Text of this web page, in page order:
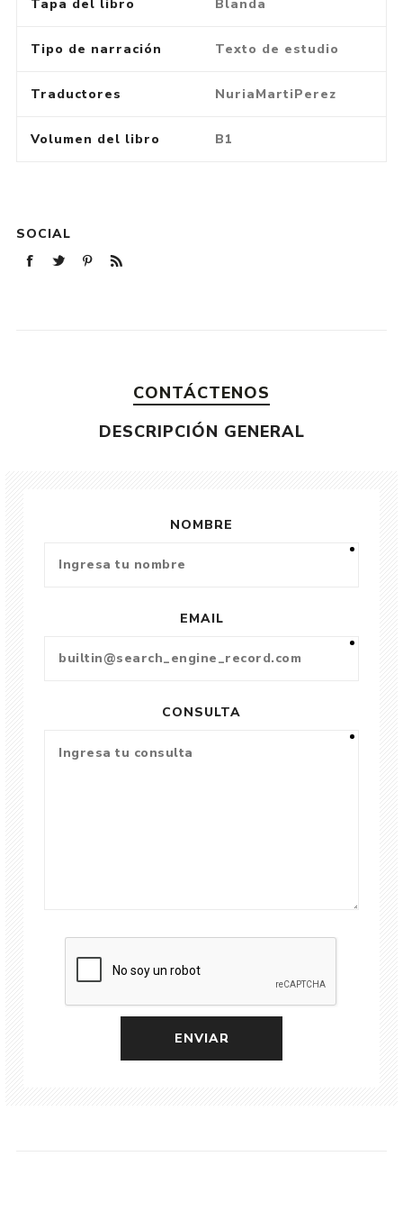
Tapa del libro Blanda
Tipo de narración Texto de estudio
Traductores NuriaMartiPerez
Volumen del libro B1
SOCIAL
CONTÁCTENOS
DESCRIPCIÓN GENERAL
NOMBRE
EMAIL
CONSULTA